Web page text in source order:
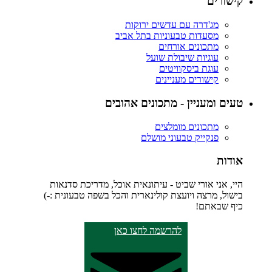
מג'דרה עם עדשים ירוקות
מסעדות טבעוניות בתל אביב
מתכונים אורחים
עוגיות שיבולת שועל
עוגת ביסקוויטים
קישורים מעניינים
טעים ומעניין - מתכונים אהובים
מתכונים מומלצים
פנקייק טבעוני מושלם
אודות
היי, אני אורי שביט - עיתונאית אוכל, מדריכת סדנאות
בישול, מרצה ויועצת קולינארית והכל בשפה טבעונית :-)
כיף שבאתם!
להרשמה לחצו כאן